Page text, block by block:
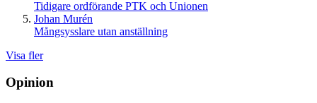
Tidigare ordförande PTK och Unionen
Johan Murén
Mångsysslare utan anställning
Visa fler
Opinion